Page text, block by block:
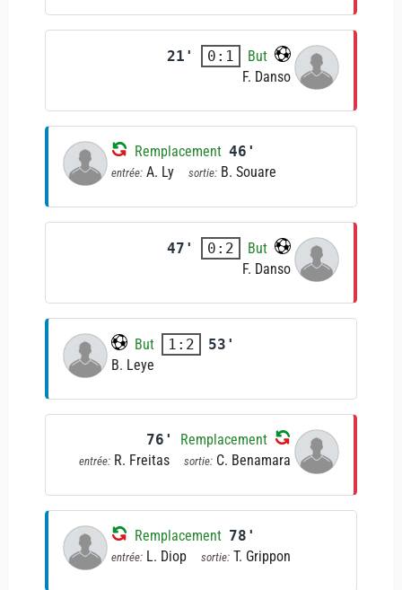
21' 0:1
But
F. Danso
Remplacement 46'
entrée: A. Ly sortie: B. Souare
47' 0:2
But
F. Danso
But 1:2
53'
B. Leye
76' Remplacement
entrée: R. Freitas sortie: C. Benamara
Remplacement 78'
entrée: L. Diop sortie: T. Grippon